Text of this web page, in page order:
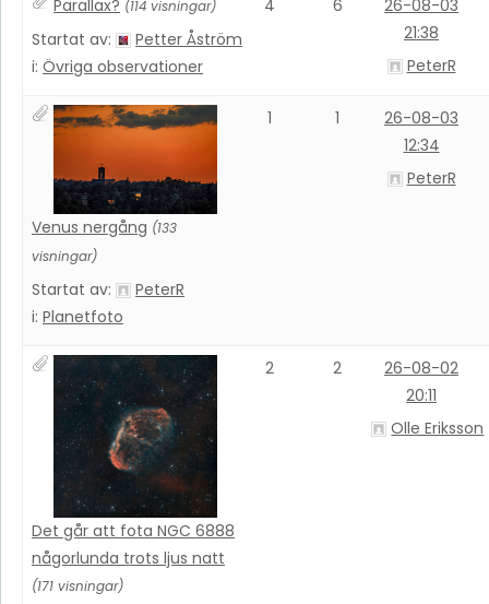
Parallax? (114 visningar)
Startat av:
Petter Åström
i: Övriga observationer
4 6
26-08-03
21:38
PeterR
Venus nergång (133
visningar)
Startat av:
PeterR
i: Planetfoto
1 1
26-08-03
12:34
PeterR
Det går att fota NGC 6888
någorlunda trots ljus natt
(171 visningar)
2 2
26-08-02
20:11
Olle Eriksson